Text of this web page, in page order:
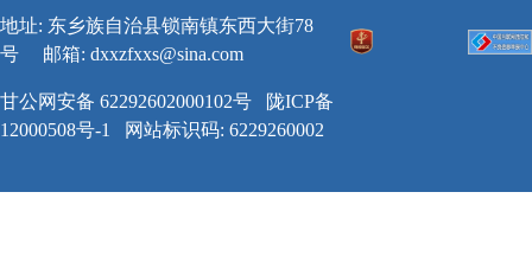
地址: 东乡族自治县锁南镇东西大街78
号
邮箱: dxxzfxxs@sina.com
甘公网安备 62292602000102号
陇ICP备
12000508号-1
网站标识码: 6229260002